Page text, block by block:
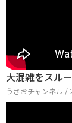
大混雑をスル
うさおチャンネル /